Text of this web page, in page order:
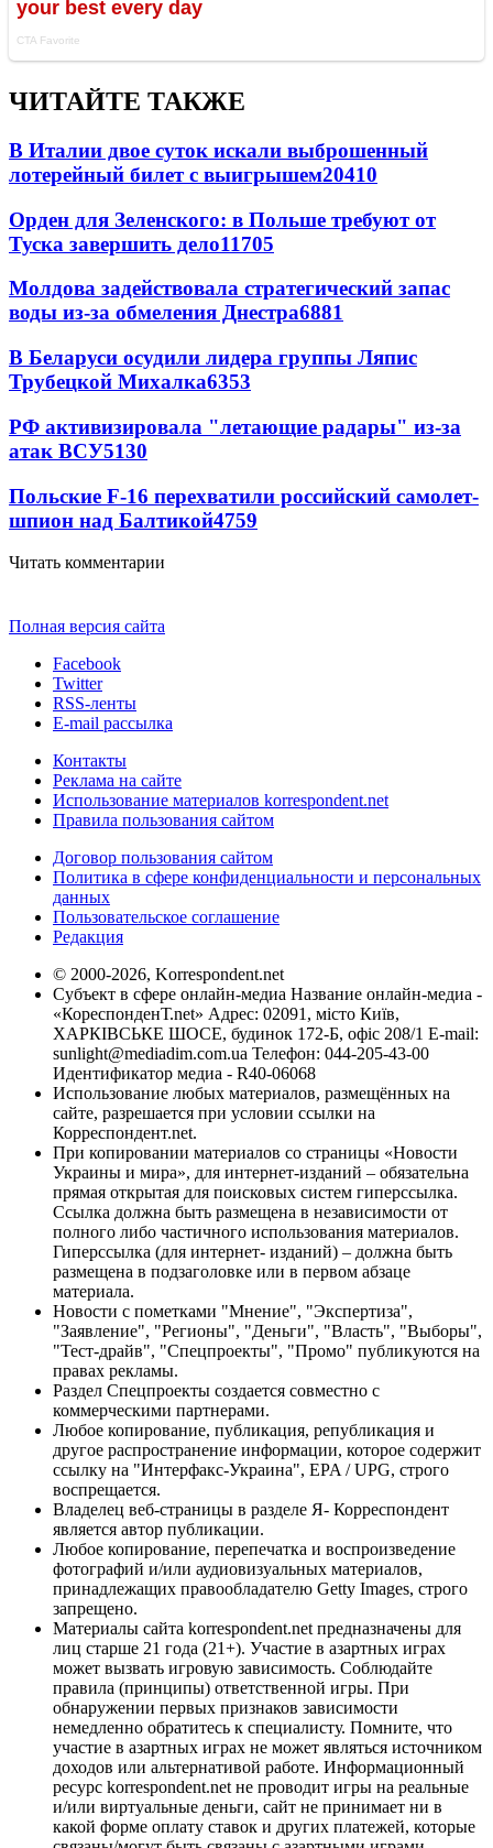
ЧИТАЙТЕ ТАКЖЕ
В Италии двое суток искали выброшенный
лотерейный билет с выигрышем20410
Орден для Зеленского: в Польше требуют от
Туска завершить дело11705
Молдова задействовала стратегический запас
воды из-за обмеления Днестра6881
В Беларуси осудили лидера группы Ляпис
Трубецкой Михалка6353
РФ активизировала "летающие радары" из-за
атак ВСУ5130
Польские F-16 перехватили российский самолет-
шпион над Балтикой4759
Читать комментарии
Полная версия сайта
Facebook
Twitter
RSS-ленты
E-mail рассылка
Контакты
Реклама на сайте
Использование материалов korrespondent.net
Правила пользования сайтом
Договор пользования сайтом
Политика в сфере конфиденциальности и персональных
данных
Пользовательское соглашение
Редакция
© 2000-2026, Korrespondent.net
Субъект в сфере онлайн-медиа Название онлайн-медиа -
«КореспонденТ.net» Адрес: 02091, місто Київ,
ХАРКІВСЬКЕ ШОСЕ, будинок 172-Б, офіс 208/1 E-mail:
sunlight@mediadim.com.ua Телефон: 044-205-43-00
Идентификатор медиа - R40-06068
Использование любых материалов, размещённых на
сайте, разрешается при условии ссылки на
Корреспондент.net.
При копировании материалов со страницы «Новости
Украины и мира», для интернет-изданий – обязательна
прямая открытая для поисковых систем гиперссылка.
Ссылка должна быть размещена в независимости от
полного либо частичного использования материалов.
Гиперссылка (для интернет- изданий) – должна быть
размещена в подзаголовке или в первом абзаце
материала.
Новости с пометками "Мнение", "Экспертиза",
"Заявление", "Регионы", "Деньги", "Власть", "Выборы",
"Тест-драйв", "Спецпроекты", "Промо" публикуются на
правах рекламы.
Раздел Спецпроекты создается совместно с
коммерческими партнерами.
Любое копирование, публикация, републикация и
другое распространение информации, которое содержит
ссылку на "Интерфакс-Украина", EPA / UPG, строго
воспрещается.
Владелец веб-страницы в разделе Я- Корреспондент
является автор публикации.
Любое копирование, перепечатка и воспроизведение
фотографий и/или аудиовизуальных материалов,
принадлежащих правообладателю Getty Images, строго
запрещено.
Материалы сайта korrespondent.net предназначены для
лиц старше 21 года (21+). Участие в азартных играх
может вызвать игровую зависимость. Соблюдайте
правила (принципы) ответственной игры. При
обнаружении первых признаков зависимости
немедленно обратитесь к специалисту. Помните, что
участие в азартных играх не может являться источником
доходов или альтернативой работе. Информационный
ресурс korrespondent.net не проводит игры на реальные
и/или виртуальные деньги, сайт не принимает ни в
какой форме оплату ставок и других платежей, которые